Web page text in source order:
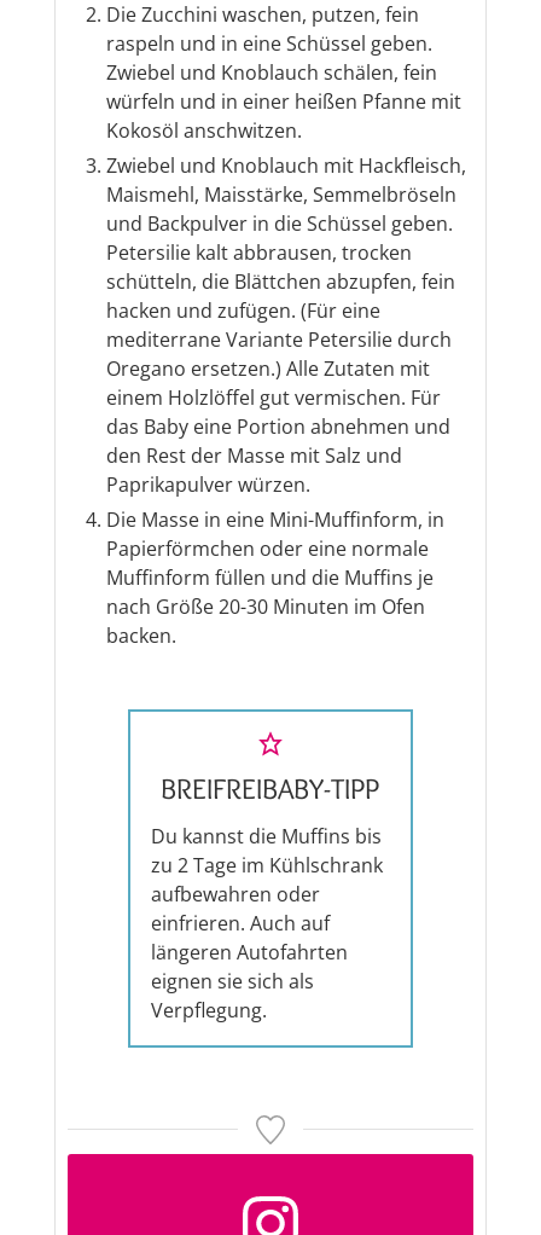
Die Zucchini waschen, putzen, fein
raspeln und in eine Schüssel geben.
Zwiebel und Knoblauch schälen, fein
würfeln und in einer heißen Pfanne mit
Kokosöl anschwitzen.
Zwiebel und Knoblauch mit Hackfleisch,
Maismehl, Maisstärke, Semmelbröseln
und Backpulver in die Schüssel geben.
Petersilie kalt abbrausen, trocken
schütteln, die Blättchen abzupfen, fein
hacken und zufügen. (Für eine
mediterrane Variante Petersilie durch
Oregano ersetzen.) Alle Zutaten mit
einem Holzlöffel gut vermischen. Für
das Baby eine Portion abnehmen und
den Rest der Masse mit Salz und
Paprikapulver würzen.
Die Masse in eine Mini-Muffinform, in
Papierförmchen oder eine normale
Muffinform füllen und die Muffins je
nach Größe 20-30 Minuten im Ofen
backen.
BREIFREIBABY-TIPP
Du kannst die Muffins bis
zu 2 Tage im Kühlschrank
aufbewahren oder
einfrieren. Auch auf
längeren Autofahrten
eignen sie sich als
Verpflegung.